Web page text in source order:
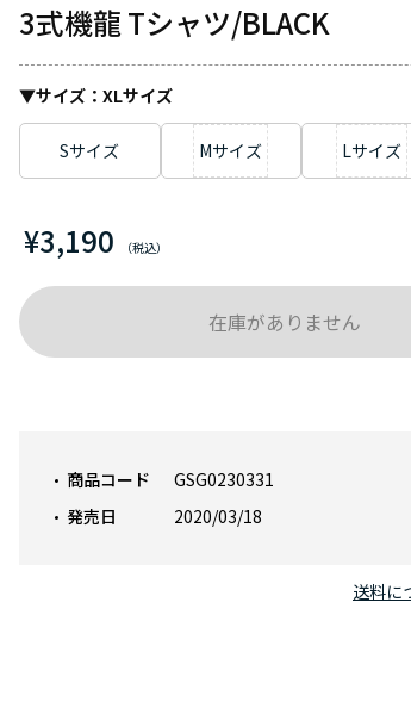
3式機龍 Tシャツ/BLACK
¥3,190
商品コード
GSG0230331
発売日
2020/03/18
送料に
▼サイズ： XLサイズ
Sサイズ Mサイズ Lサイズ
在庫がありません